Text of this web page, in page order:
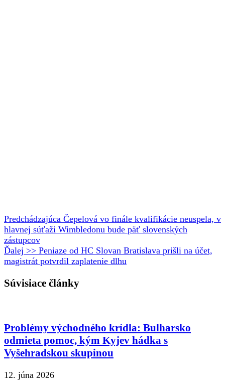
Predchádzajúca Čepelová vo finále kvalifikácie neuspela, v
hlavnej súťaži Wimbledonu bude päť slovenských
zástupcov
Ďalej >> Peniaze od HC Slovan Bratislava prišli na účet,
magistrát potvrdil zaplatenie dlhu
Súvisiace články
Problémy východného krídla: Bulharsko
odmieta pomoc, kým Kyjev hádka s
Vyšehradskou skupinou
12. júna 2026